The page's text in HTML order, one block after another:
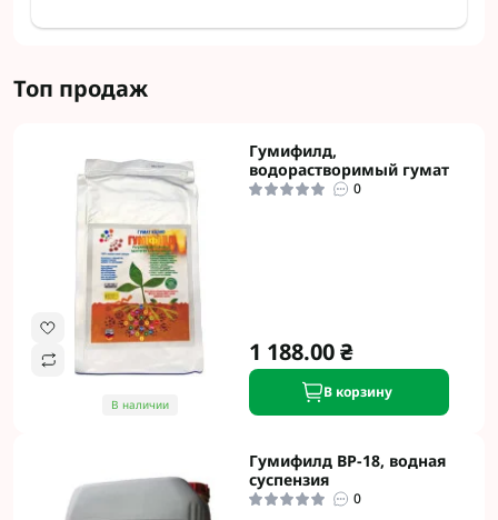
Топ продаж
В наличии
Гумифилд,
водорастворимый гумат
0
1 188.00 ₴
В корзину
Гумифилд ВР-18, водная
суспензия
0